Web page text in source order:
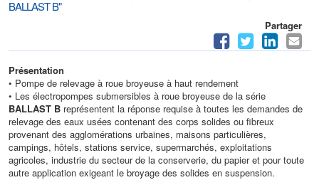
BALLAST B"
Partager
Présentation
• Pompe de relevage à roue broyeuse à haut rendement
• Les électropompes submersibles à roue broyeuse de la série
BALLAST B représentent la réponse requise à toutes les demandes de
relevage des eaux usées contenant des corps solides ou fibreux
provenant des agglomérations urbaines, maisons particulières,
campings, hôtels, stations service, supermarchés, exploitations
agricoles, industrie du secteur de la conserverie, du papier et pour toute
autre application exigeant le broyage des solides en suspension.